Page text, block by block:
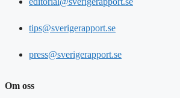
tips@sverigerapport.se
press@sverigerapport.se
Om oss